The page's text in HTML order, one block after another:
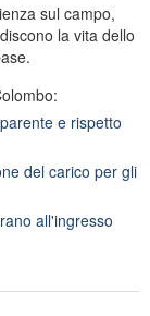
sul campo,
la vita dello
e rispetto
del carico per gli
all'ingresso